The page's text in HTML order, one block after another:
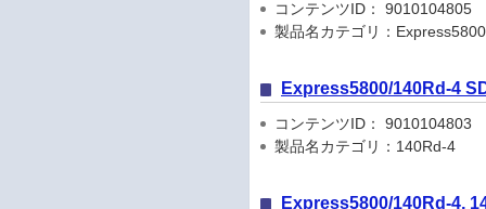
コンテンツID： 9010104805
製品名カテゴリ：
Express5800/140Rd-4
コンテンツID： 9010104803
製品名カテゴリ：140Rd-4
Express5800/140Rd-4,